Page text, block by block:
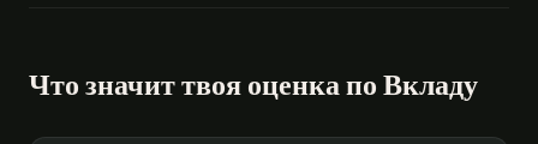
Что значит твоя оценка по Вкладу